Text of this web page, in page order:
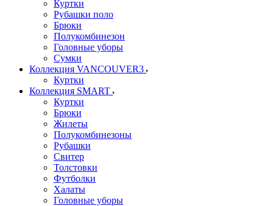
Куртки
Рубашки поло
Брюки
Полукомбинезон
Головные уборы
Сумки
Коллекция VANCOUVER3
Куртки
Коллекция SMART
Куртки
Брюки
Жилеты
Полукомбинезоны
Рубашки
Свитер
Толстовки
Футболки
Халаты
Головные уборы